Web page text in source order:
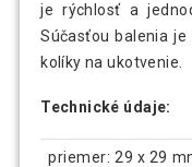
je rýchlosť a
Súčasťou balenia
kolíky na ukotvenie.
Technické údaje:
priemer: 29 x 29